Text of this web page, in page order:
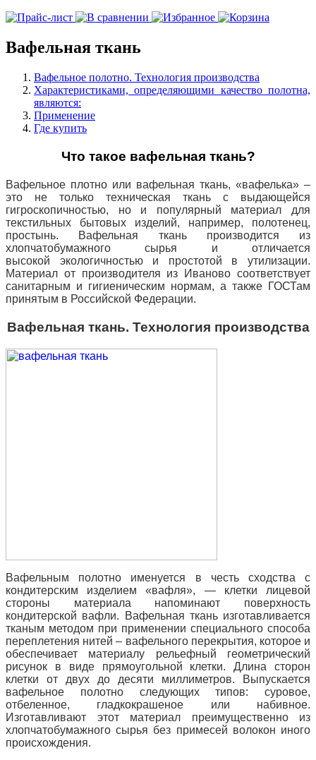
Вафельная ткань
Вафельное полотно. Технология производства
Характеристиками, определяющими качество полотна,
являются:
Применение
Где купить
Что такое вафельная ткань?
Вафельное плотно или вафельная ткань, «вафелька» –
это не только техническая ткань с выдающейся
гигроскопичностью, но и популярный материал для
текстильных бытовых изделий, например, полотенец,
простынь. Вафельная ткань производится из
хлопчатобумажного сырья и отличается
высокой
экологичностью
и простотой в утилизации.
Материал от производителя из Иваново соответствует
санитарным и гигиеническим нормам, а также ГОСТам
принятым в Российской Федерации.
Вафельная ткань. Технология производства
Вафельным полотно именуется в честь сходства с
кондитерским изделием «вафля», — клетки лицевой
стороны материала напоминают поверхность
кондитерской вафли. Вафельная ткань изготавливается
тканым методом при применении специального способа
переплетения нитей – вафельного перекрытия, которое и
обеспечивает материалу рельефный геометрический
рисунок в виде прямоугольной клетки. Длина сторон
клетки от двух до десяти миллиметров. Выпускается
вафельное полотно следующих типов: суровое,
отбеленное, гладкокрашеное или набивное.
Изготавливают этот материал преимущественно из
хлопчатобумажного сырья без примесей волокон иного
происхождения.